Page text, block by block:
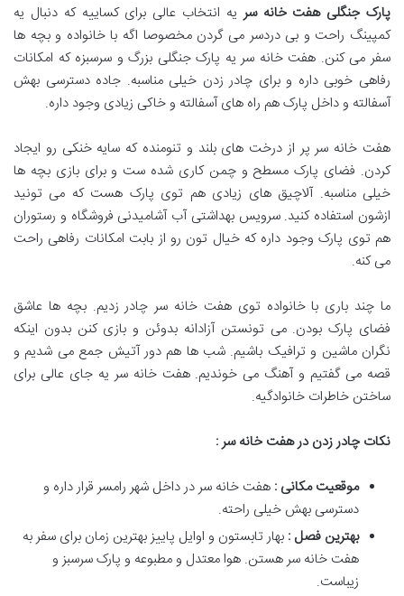
پارک جنگلی هفت خانه سر یه انتخاب عالی برای کساییه که دنبال یه
کمپینگ راحت و بی دردسر می گردن مخصوصا اگه با خانواده و بچه ها
سفر می کنن. هفت خانه سر یه پارک جنگلی بزرگ و سرسبزه که امکانات
رفاهی خوبی داره و برای چادر زدن خیلی مناسبه. جاده دسترسی بهش
آسفالته و داخل پارک هم راه های آسفالته و خاکی زیادی وجود داره.
هفت خانه سر پر از درخت های بلند و تنومنده که سایه خنکی رو ایجاد
کردن. فضای پارک مسطح و چمن کاری شده ست و برای بازی بچه ها
خیلی مناسبه. آلاچیق های زیادی هم توی پارک هست که می تونید
ازشون استفاده کنید. سرویس بهداشتی آب آشامیدنی فروشگاه و رستوران
هم توی پارک وجود داره که خیال تون رو از بابت امکانات رفاهی راحت
می کنه.
ما چند باری با خانواده توی هفت خانه سر چادر زدیم. بچه ها عاشق
فضای پارک بودن. می تونستن آزادانه بدوئن و بازی کنن بدون اینکه
نگران ماشین و ترافیک باشیم. شب ها هم دور آتیش جمع می شدیم و
قصه می گفتیم و آهنگ می خوندیم. هفت خانه سر یه جای عالی برای
ساختن خاطرات خانوادگیه.
نکات چادر زدن در هفت خانه سر :
موقعیت مکانی : هفت خانه سر در داخل شهر رامسر قرار داره و
دسترسی بهش خیلی راحته.
بهترین فصل : بهار تابستون و اوایل پاییز بهترین زمان برای سفر به
هفت خانه سر هستن. هوا معتدل و مطبوعه و پارک سرسبز و
زیباست.